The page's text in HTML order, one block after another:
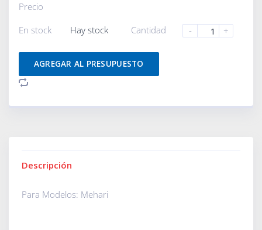
Precio
En stock
Hay stock Cantidad - +
AGREGAR AL PRESUPUESTO
Descripción
Para Modelos: Mehari